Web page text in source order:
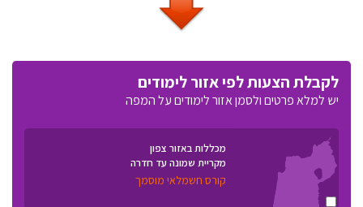
לקבלת הצעות לפי אזור לימודים
יש למלא פרטים ולסמן אזור לימודים על המפה
מכללות באזור צפון
מקריית שמונה עד חדרה
קורס חשמלאי מוסמך